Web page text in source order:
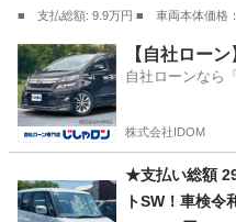
■ 支払総額: 9.9万円 ■ 車両本体価
埼玉 狭山市 アルト
【自社ロー
自社ローンなら
株式会社IDOM
★支払い総額
トSW！車検令